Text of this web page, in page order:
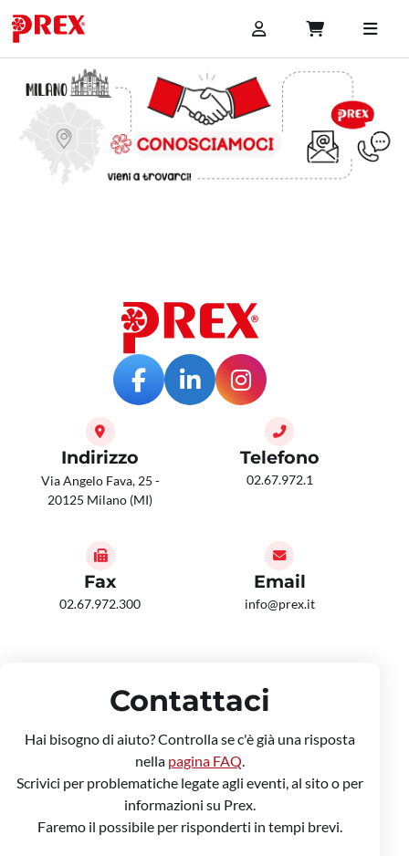
Indirizzo
Via Angelo Fava, 25 -
20125 Milano (MI)
Telefono
02.67.972.1
Fax
02.67.972.300
Email
info@prex.it
Contattaci
Hai bisogno di aiuto? Controlla se c'è già una risposta
nella pagina FAQ
Scrivici per problematiche legate agli eventi, al sito o per
informazioni su Prex.
Faremo il possibile per risponderti in tempi brevi.